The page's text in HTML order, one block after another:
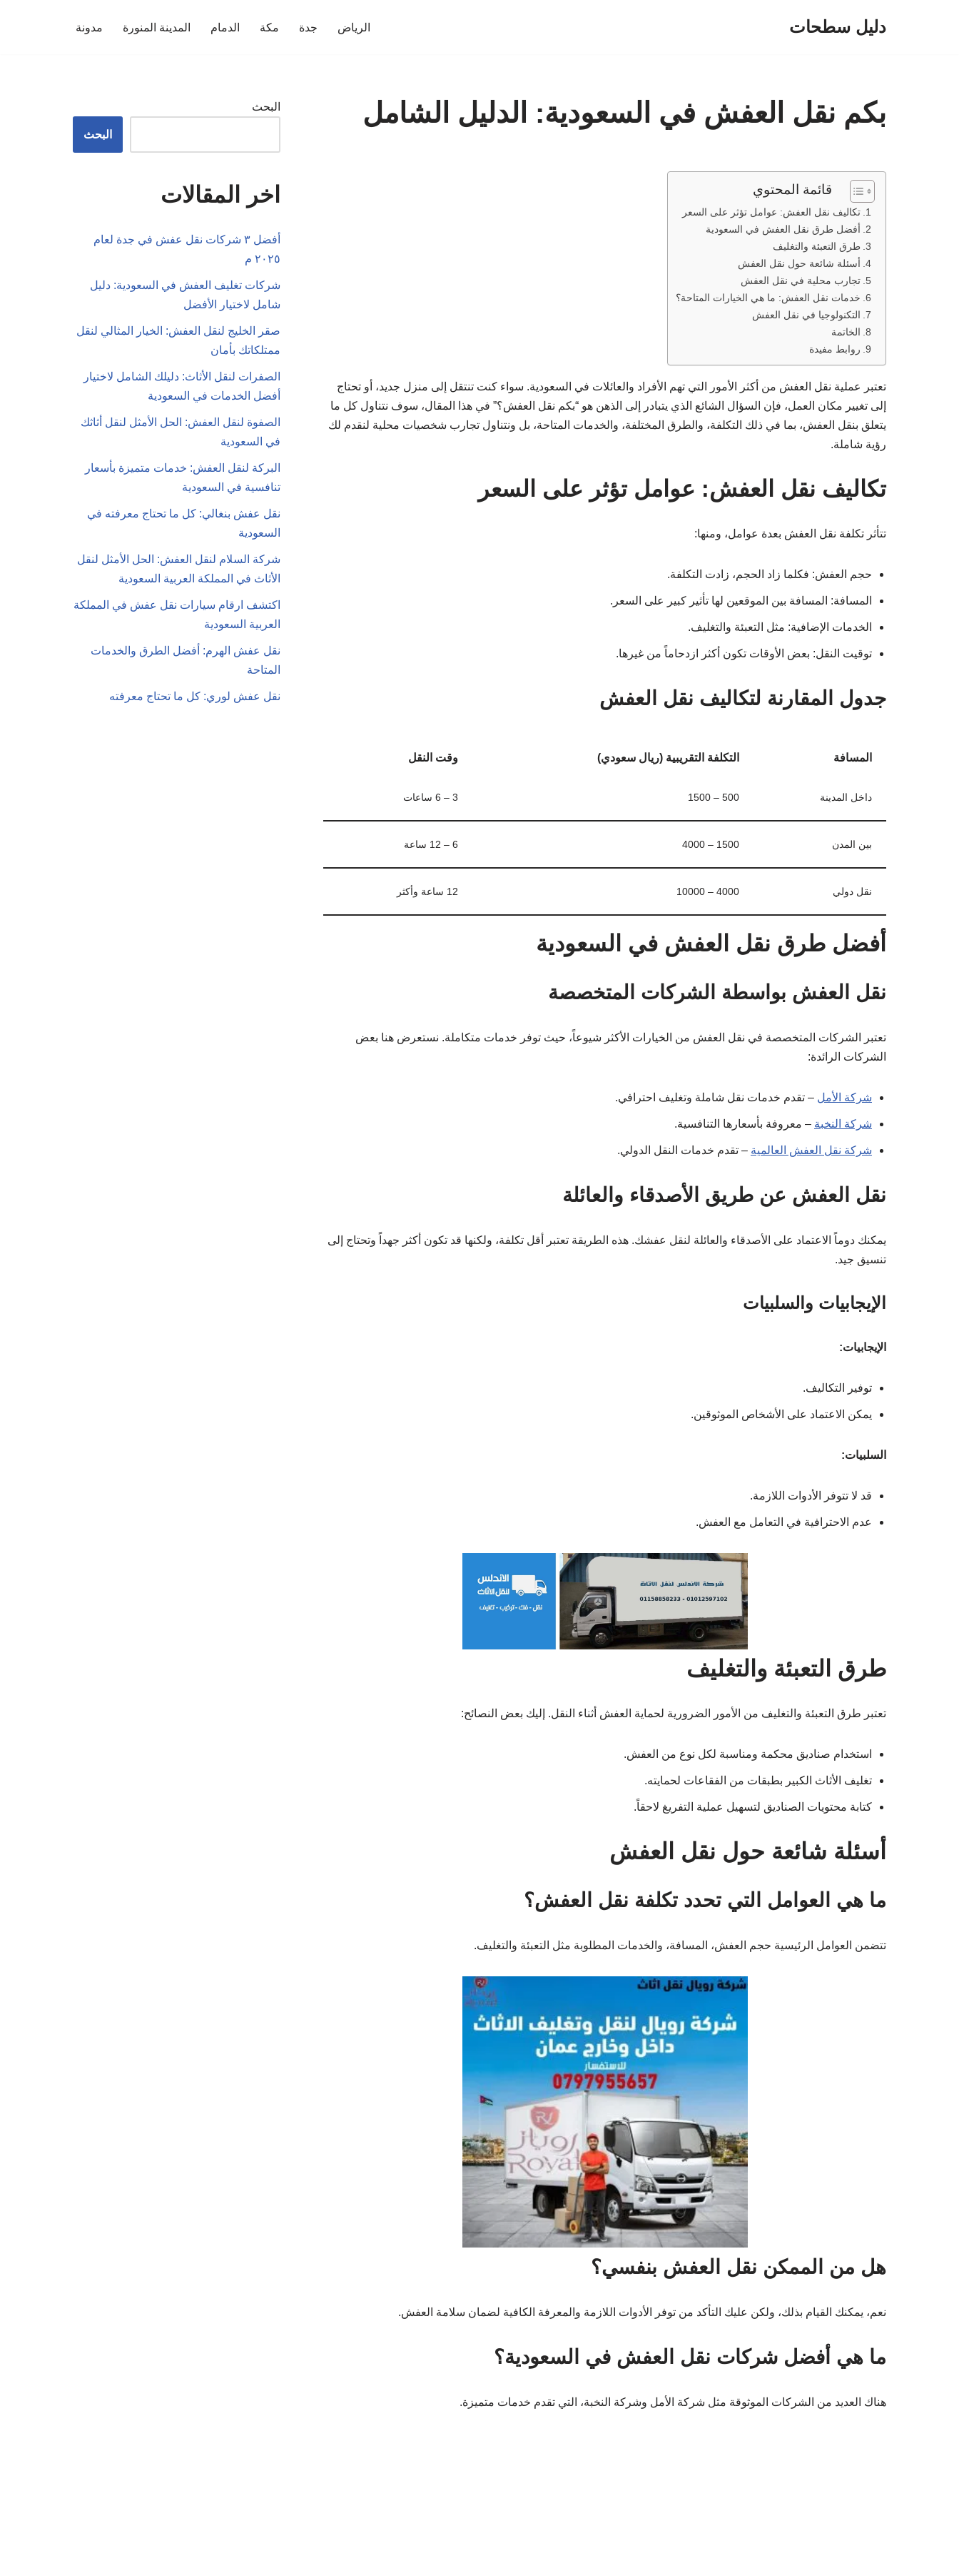
دليل سطحات الرياض جدة مكة الدمام المدينة المنورة مدونة
بكم نقل العفش في السعودية: الدليل الشامل
قائمة المحتوي
تكاليف نقل العفش: عوامل تؤثر على السعر
أفضل طرق نقل العفش في السعودية
طرق التعبئة والتغليف
أسئلة شائعة حول نقل العفش
تجارب محلية في نقل العفش
خدمات نقل العفش: ما هي الخيارات المتاحة؟
التكنولوجيا في نقل العفش
الخاتمة
روابط مفيدة
تعتبر عملية نقل العفش من أكثر الأمور التي تهم الأفراد والعائلات في السعودية. سواء كنت تنتقل إلى منزل جديد، أو تحتاج
إلى تغيير مكان العمل، فإن السؤال الشائع الذي يتبادر إلى الذهن هو “بكم نقل العفش؟” في هذا المقال، سوف نتناول كل ما
يتعلق بنقل العفش، بما في ذلك التكلفة، والطرق المختلفة، والخدمات المتاحة، بل ونتناول تجارب شخصيات محلية لنقدم لك
رؤية شاملة.
تكاليف نقل العفش: عوامل تؤثر على السعر
تتأثر تكلفة نقل العفش بعدة عوامل، ومنها:
حجم العفش: فكلما زاد الحجم، زادت التكلفة.
المسافة: المسافة بين الموقعين لها تأثير كبير على السعر.
الخدمات الإضافية: مثل التعبئة والتغليف.
توقيت النقل: بعض الأوقات تكون أكثر ازدحاماً من غيرها.
جدول المقارنة لتكاليف نقل العفش
المسافة التكلفة التقريبية (ريال سعودي) وقت النقل
داخل المدينة 500 – 1500 3 – 6 ساعات
بين المدن 1500 – 4000 6 – 12 ساعة
نقل دولي 4000 – 10000 12 ساعة وأكثر
أفضل طرق نقل العفش في السعودية
نقل العفش بواسطة الشركات المتخصصة
تعتبر الشركات المتخصصة في نقل العفش من الخيارات الأكثر شيوعاً، حيث توفر خدمات متكاملة. نستعرض هنا بعض
الشركات الرائدة:
شركة الأمل – تقدم خدمات نقل شاملة وتغليف احترافي.
شركة النخبة – معروفة بأسعارها التنافسية.
شركة نقل العفش العالمية – تقدم خدمات النقل الدولي.
نقل العفش عن طريق الأصدقاء والعائلة
يمكنك دوماً الاعتماد على الأصدقاء والعائلة لنقل عفشك. هذه الطريقة تعتبر أقل تكلفة، ولكنها قد تكون أكثر جهداً وتحتاج إلى
تنسيق جيد.
الإيجابيات والسلبيات
الإيجابيات:
توفير التكاليف.
يمكن الاعتماد على الأشخاص الموثوقين.
السلبيات:
قد لا تتوفر الأدوات اللازمة.
عدم الاحترافية في التعامل مع العفش.
طرق التعبئة والتغليف
تعتبر طرق التعبئة والتغليف من الأمور الضرورية لحماية العفش أثناء النقل. إليك بعض النصائح:
استخدام صناديق محكمة ومناسبة لكل نوع من العفش.
تغليف الأثاث الكبير بطبقات من الفقاعات لحمايته.
كتابة محتويات الصناديق لتسهيل عملية التفريغ لاحقاً.
أسئلة شائعة حول نقل العفش
ما هي العوامل التي تحدد تكلفة نقل العفش؟
تتضمن العوامل الرئيسية حجم العفش، المسافة، والخدمات المطلوبة مثل التعبئة والتغليف.
هل من الممكن نقل العفش بنفسي؟
نعم، يمكنك القيام بذلك، ولكن عليك التأكد من توفر الأدوات اللازمة والمعرفة الكافية لضمان سلامة العفش.
ما هي أفضل شركات نقل العفش في السعودية؟
هناك العديد من الشركات الموثوقة مثل شركة الأمل وشركة النخبة، التي تقدم خدمات متميزة.
البحث
البحث
اخر المقالات
أفضل ٣ شركات نقل عفش في جدة لعام
٢٠٢٥ م
شركات تغليف العفش في السعودية: دليل
شامل لاختيار الأفضل
صقر الخليج لنقل العفش: الخيار المثالي لنقل
ممتلكاتك بأمان
الصفرات لنقل الأثاث: دليلك الشامل لاختيار
أفضل الخدمات في السعودية
الصفوة لنقل العفش: الحل الأمثل لنقل أثاثك
في السعودية
البركة لنقل العفش: خدمات متميزة بأسعار
تنافسية في السعودية
نقل عفش بنغالي: كل ما تحتاج معرفته في
السعودية
شركة السلام لنقل العفش: الحل الأمثل لنقل
الأثاث في المملكة العربية السعودية
اكتشف ارقام سيارات نقل عفش في المملكة
العربية السعودية
نقل عفش الهرم: أفضل الطرق والخدمات
المتاحة
نقل عفش لوري: كل ما تحتاج معرفته